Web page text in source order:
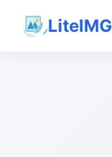
LiteIMG